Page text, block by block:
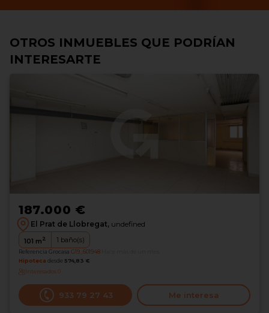
OTROS INMUEBLES QUE PODRÍAN
INTERESARTE
187.000 €
El Prat de Llobregat, undefined
101 m2 1 baño(s)
Referencia Grocasa G19_601948
Hipoteca desde 574,83 €
Interesados0
933 79 27 43 Me interesa